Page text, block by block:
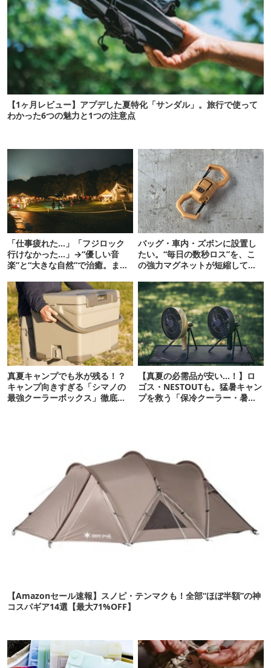
【1ヶ月レビュー】アプデした夏特化「サンダル」。旅行で使って
わかった6つの魅力と1つの注意点
「仕事疲れた…」「フジロック
行けなかった…」→“優しい音
楽”と“大きな自然”で治癒。まだ
バッグ・車内・ズボンに設置し
たい。“毎日の数秒ロス”を、こ
の強力マグネットが短縮してく
真夏キャンプでも氷が残る！？
キャンプ向きすぎる「シマノの
最強クーラーボックス」徹底解
【真夏の必需品が安い…！】ロ
ゴス・NESTOUTも。猛暑キャン
プを救う「保冷クーラー・暑さ
【Amazonセール速報】スノピ・テンマクも！全部“ほぼ半額”の神
コスパギア14選【最大71%OFF】